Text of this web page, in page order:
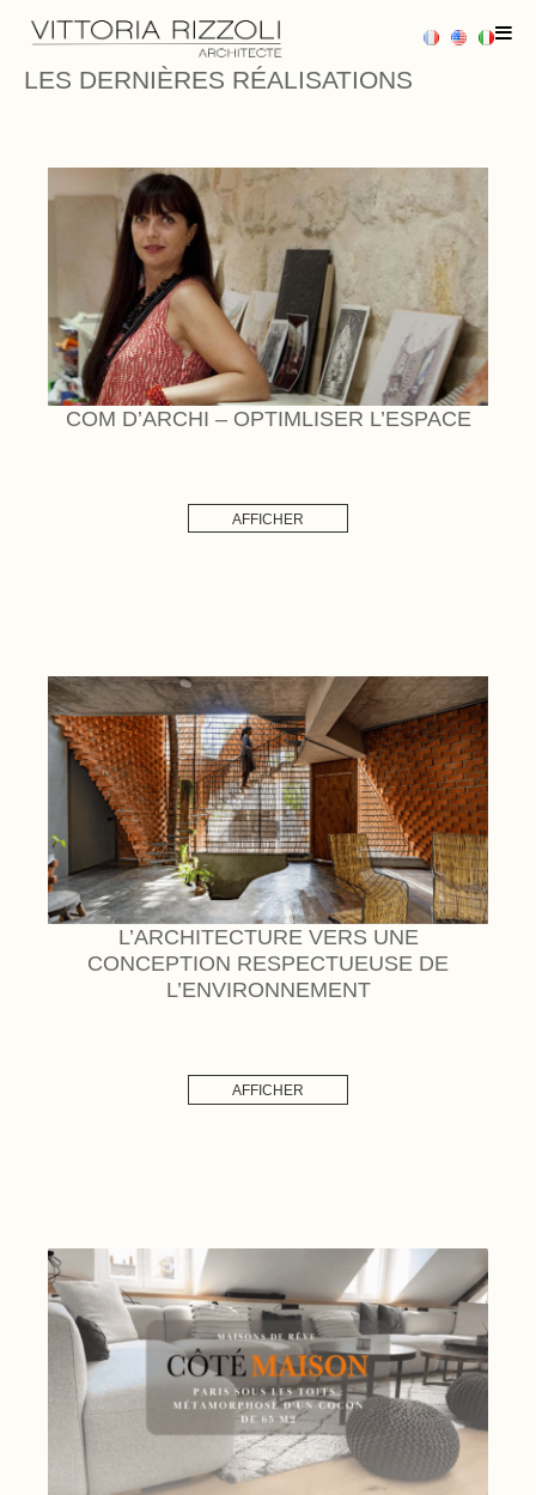
PROJETS
PRESTATIONS
BLOG
PRESSE
AVIS CLIENTS
LES DERNIÈRES RÉALISATIONS
COM D’ARCHI – OPTIMLISER L’ESPACE
AFFICHER
L’ARCHITECTURE VERS UNE
CONCEPTION RESPECTUEUSE DE
L’ENVIRONNEMENT
AFFICHER